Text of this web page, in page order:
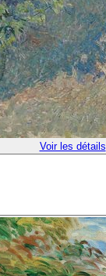
Voir les détails